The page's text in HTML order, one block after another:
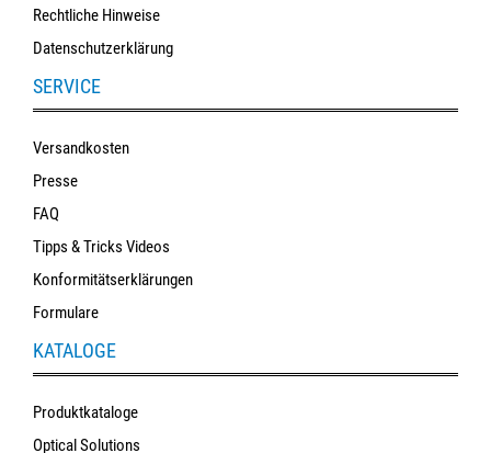
Rechtliche Hinweise
Datenschutzerklärung
SERVICE
Versandkosten
Presse
FAQ
Tipps & Tricks Videos
Konformitätserklärungen
Formulare
KATALOGE
Produktkataloge
Optical Solutions